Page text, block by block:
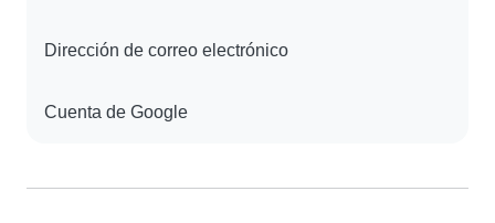
Dirección de correo electrónico
Cuenta de Google